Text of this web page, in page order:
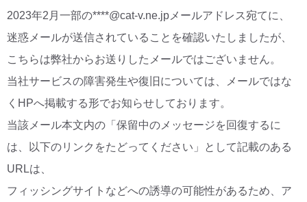
2023年2月一部の****@cat-v.ne.jpメールアドレス宛てに、
迷惑メールが送信されていることを確認いたしましたが、
こちらは弊社からお送りしたメールではございません。
当社サービスの障害発生や復旧については、メールではな
くHPへ掲載する形でお知らせしております。
当該メール本文内の「保留中のメッセージを回復するに
は、以下のリンクをたどってください」として記載のある
URLは、
フィッシングサイトなどへの誘導の可能性があるため、ア
CM・広告掲載